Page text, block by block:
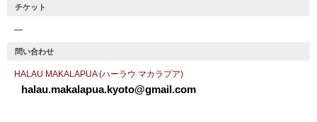
チケット
―
問い合わせ
HALAU MAKALAPUA (ハーラウ マカラプア)
halau.makalapua.kyoto@gmail.com